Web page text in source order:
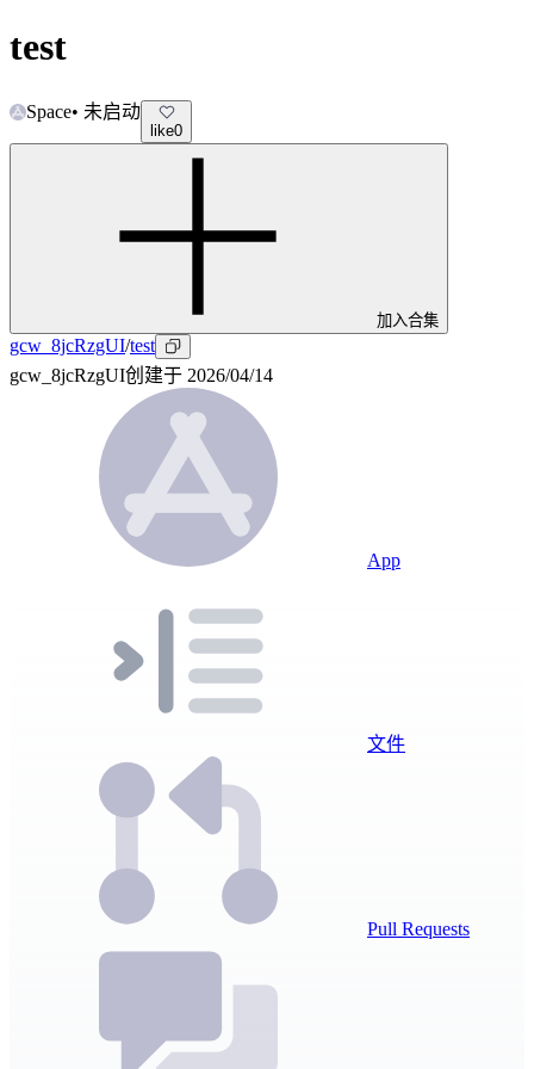
test
Space• 未启动
like0
加入合集
gcw_8jcRzgUI/test
gcw_8jcRzgUI创建于 2026/04/14
App
文件
Pull Requests